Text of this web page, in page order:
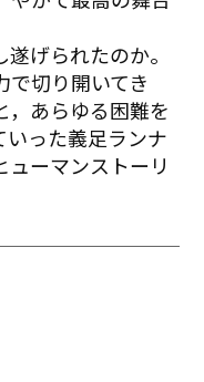
げられたのか。
で切り開いてき
，あらゆる困難を
った義足ランナ
ーマンストーリ